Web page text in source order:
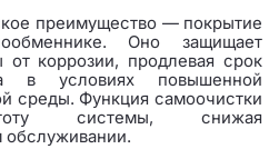
преимущество — покрытие
Оно защищает
от коррозии, продлевая срок
в условиях повышенной
среды. Функция самоочистки
системы, снижая
обслуживании.